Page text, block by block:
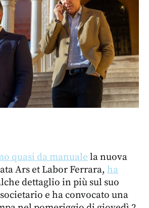
quasi da manuale la nuova
Ars et Labor Ferrara, ha
dettaglio in più sul suo
e ha convocato una